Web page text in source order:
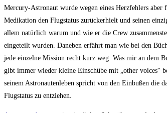
Mercury-Astronaut wurde wegen eines Herzfehlers
Medikation den Flugstatus zurückerhielt und seinen
allem natürlich warum und wie er die Crew
eingeteilt wurden. Daneben erfährt man wie bei den
jede einzelne Mission recht kurz weg. Was mir an dem
gibt immer wieder kleine Einschübe mit „other voices“
seinem Astronautenleben spricht von den Einbußen die
Flugstatus zu entziehen.